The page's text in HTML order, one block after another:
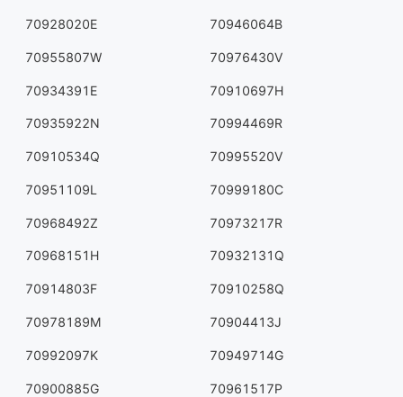
70928020E 70946064B
70955807W 70976430V
70934391E 70910697H
70935922N 70994469R
70910534Q 70995520V
70951109L 70999180C
70968492Z 70973217R
70968151H 70932131Q
70914803F 70910258Q
70978189M 70904413J
70992097K 70949714G
70900885G 70961517P